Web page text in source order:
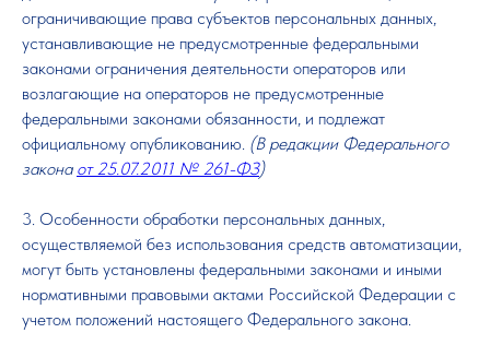
ограничивающие права субъектов персональных данных,
устанавливающие не предусмотренные федеральными
законами ограничения деятельности операторов или
возлагающие на операторов не предусмотренные
федеральными законами обязанности, и подлежат
официальному опубликованию. (В редакции Федерального
закона от 25.07.2011 № 261-ФЗ)
3. Особенности обработки персональных данных,
осуществляемой без использования средств автоматизации,
могут быть установлены федеральными законами и иными
нормативными правовыми актами Российской Федерации с
учетом положений настоящего Федерального закона.